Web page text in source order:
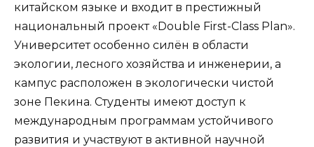
китайском языке и входит в престижный
национальный проект «Double First-Class Plan».
Университет особенно силён в области
экологии, лесного хозяйства и инженерии, а
кампус расположен в экологически чистой
зоне Пекина. Студенты имеют доступ к
международным программам устойчивого
развития и участвуют в активной научной